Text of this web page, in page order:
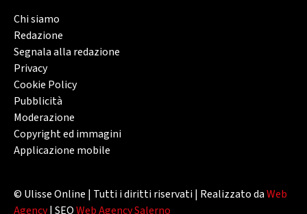
Chi siamo
Redazione
Segnala alla redazione
Privacy
Cookie Policy
Pubblicità
Moderazione
Copyright ed immagini
Applicazione mobile
© Ulisse Online | Tutti i diritti riservati | Realizzato daWeb
Agency| SEOWeb Agency Salerno